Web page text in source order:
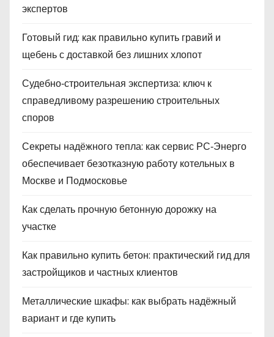
экспертов
Готовый гид: как правильно купить гравий и
щебень с доставкой без лишних хлопот
Судебно‑строительная экспертиза: ключ к
справедливому разрешению строительных
споров
Секреты надёжного тепла: как сервис РС‑Энерго
обеспечивает безотказную работу котельных в
Москве и Подмосковье
Как сделать прочную бетонную дорожку на
участке
Как правильно купить бетон: практический гид для
застройщиков и частных клиентов
Металлические шкафы: как выбрать надёжный
вариант и где купить